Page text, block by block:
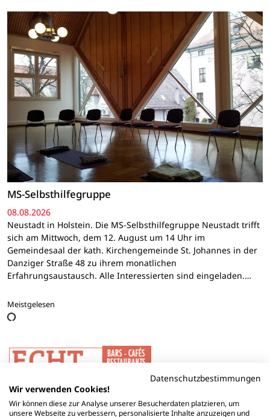
MS-Selbsthilfegruppe
08.08.2026
Neustadt in Holstein. Die MS-Selbsthilfegruppe Neustadt trifft
sich am Mittwoch, dem 12. August um 14 Uhr im
Gemeindesaal der kath. Kirchengemeinde St. Johannes in der
Danziger Straße 48 zu ihrem monatlichen
Erfahrungsaustausch. Alle Interessierten sind eingeladen.…
Meistgelesen
Datenschutzbestimmungen
Wir verwenden Cookies!
Wir können diese zur Analyse unserer Besucherdaten platzieren, um
unsere Webseite zu verbessern, personalisierte Inhalte anzuzeigen und